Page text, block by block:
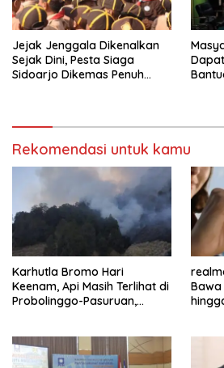
Jejak Jenggala Dikenalkan
Sejak Dini, Pesta Siaga
Sidoarjo Dikemas Penuh
Rekomendasi untuk kamu
Karhutla Bromo Hari
Keenam, Api Masih Terlihat di
Probolinggo-Pasuruan,
Bawa